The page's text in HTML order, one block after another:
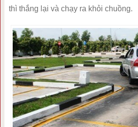
thì thắng lại và chạy ra khỏi chuồng.